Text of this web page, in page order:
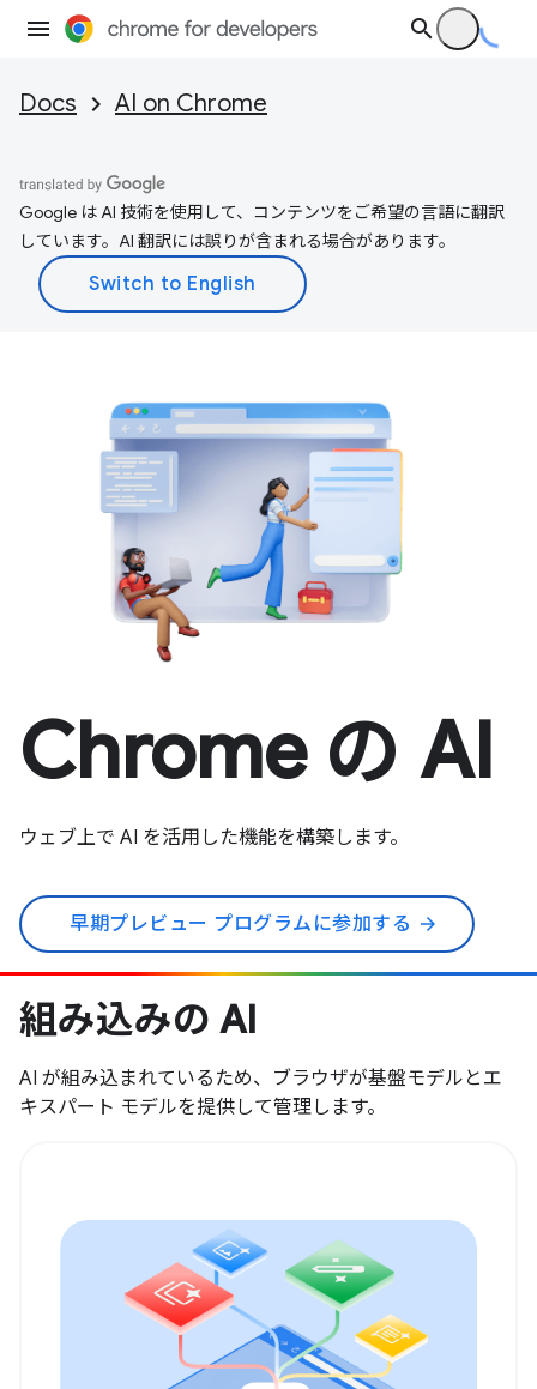
Docs AI on Chrome
Google は AI 技術を使用して、コンテンツをご希望の言語に翻訳
しています。AI 翻訳には誤りが含まれる場合があります。
Chrome の AI
ウェブ上で AI を活用した機能を構築します。
早期プレビュー プログラムに参加する arrow_forward
組み込みの AI
AI が組み込まれているため、ブラウザが基盤モデルとエ
キスパート モデルを提供して管理します。